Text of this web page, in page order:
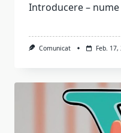
Introducere –
Comunicat Feb. 17,